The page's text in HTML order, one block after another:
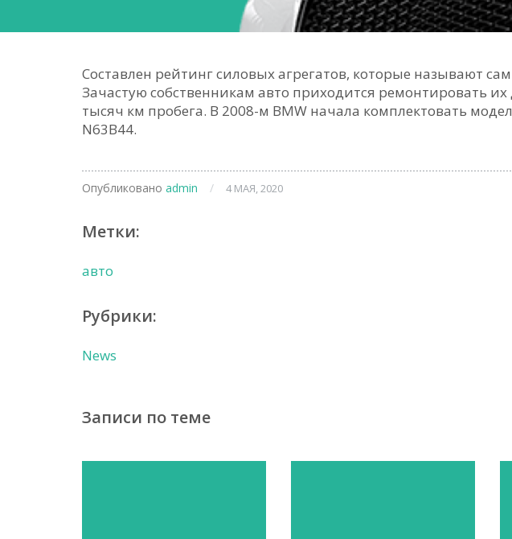
Составлен рейтинг силовых агрегатов, которые называют
Зачастую собственникам авто приходится ремонтировать
тысяч км пробега. В 2008-м BMW начала комплектовать
N63B44.
Опубликовано admin / 4 МАЯ, 2020
Метки:
авто
Рубрики:
News
Записи по теме